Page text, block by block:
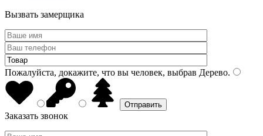
Вызвать замерщика
Пожалуйста, докажите, что вы человек, выбрав Дерево.
Заказать звонок